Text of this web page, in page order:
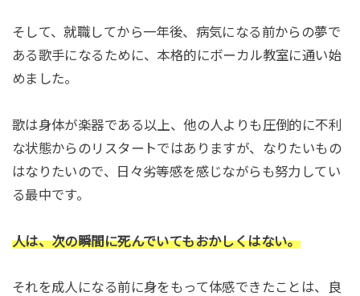
そして、就職してから一年後、病気になる前からの夢で
ある歌手になるために、本格的にボーカル教室に通い始
めました。
歌は身体が楽器である以上、他の人よりも圧倒的に不利
な状態からのリスタートではありますが、なりたいもの
はなりたいので、日々劣等感を感じながらも努力してい
る最中です。
人は、次の瞬間に死んでいてもおかしくはない。
それを成人になる前に身をもって体感できたことは、良